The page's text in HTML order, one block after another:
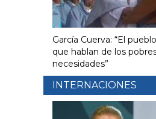
García Cuerva: “El
que hablan de los
necesidades”
INTERNACIONES